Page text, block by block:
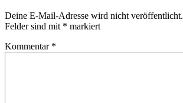
Deine E-Mail-Adresse wird nicht veröffentlicht.
Felder sind mit * markiert
Kommentar *